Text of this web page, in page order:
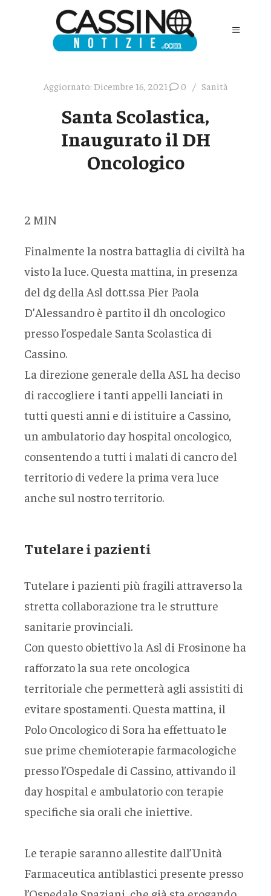
Aggiornato: Dicembre 16, 2021 0 Sanità
Santa Scolastica,
Inaugurato il DH
Oncologico
2 MIN
Finalmente la nostra battaglia di civiltà ha
visto la luce. Questa mattina, in presenza
del dg della Asl dott.ssa Pier Paola
D’Alessandro è partito il dh oncologico
presso l’ospedale Santa Scolastica di
Cassino.
La direzione generale della ASL ha deciso
di raccogliere i tanti appelli lanciati in
tutti questi anni e di istituire a Cassino,
un ambulatorio day hospital oncologico,
consentendo a tutti i malati di cancro del
territorio di vedere la prima vera luce
anche sul nostro territorio.
Tutelare i pazienti
Tutelare i pazienti più fragili attraverso la
stretta collaborazione tra le strutture
sanitarie provinciali.
Con questo obiettivo la Asl di Frosinone ha
rafforzato la sua rete oncologica
territoriale che permetterà agli assistiti di
evitare spostamenti. Questa mattina, il
Polo Oncologico di Sora ha effettuato le
sue prime chemioterapie farmacologiche
presso l’Ospedale di Cassino, attivando il
day hospital e ambulatorio con terapie
specifiche sia orali che iniettive.
Le terapie saranno allestite dall’Unità
Farmaceutica antiblastici presente presso